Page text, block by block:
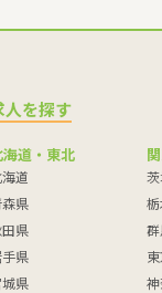
人を探す
海道・東北
海道
森県
田県
手県
城県